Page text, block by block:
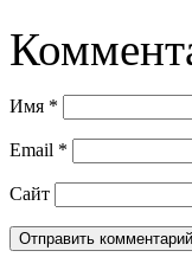
Имя *
Email *
Сайт